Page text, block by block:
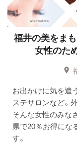
福井の美をまも
女性のた
お出かけに気を遣
ステサロンなど。
そんな女性のみな
県で20％お得にな
す。